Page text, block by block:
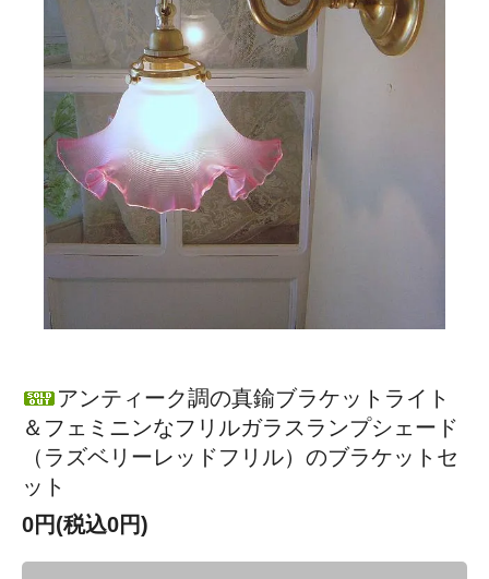
アンティーク調の真鍮ブラケットライト
＆フェミニンなフリルガラスランプシェード
（ラズベリーレッドフリル）のブラケットセ
ット
0円(税込0円)